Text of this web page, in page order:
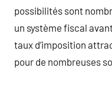
possibilités sont
un système fiscal
taux d’imposition
pour de nombreuses